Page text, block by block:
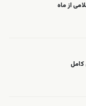
از ماه